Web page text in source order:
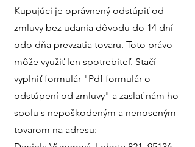
Kupujúci je oprávnený odstúpiť od
zmluvy bez udania dôvodu do 14 dní
odo dňa prevzatia tovaru. Toto právo
môže využiť len spotrebiteľ. Stačí
vyplniť formulár "Pdf formulár o
odstúpení od zmluvy" a zaslať nám ho
spolu s nepoškodeným a nenoseným
tovarom na adresu: